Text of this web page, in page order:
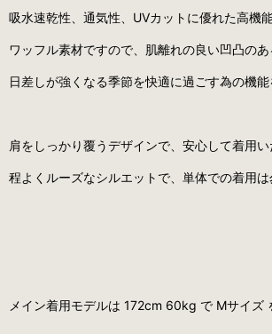
吸水速乾性、通気性、UVカットに優れた高機能
ワッフル素材ですので、肌離れの良い凹凸のあ
日差しが強くなる季節を快適に過ごす為の機
肩をしっかり覆うデザインで、安心して着用い
程よくルーズなシルエットで、単体での着用
メイン着用モデルは 172cm 60kg で Mサイズ